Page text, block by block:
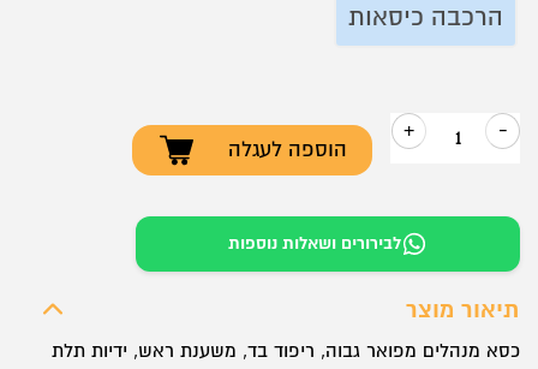
הרכבה כיסאות
-
כמות
מנהלים
–
+
הוספה לעגלה
לבירורים ושאלות נוספות
תיאור מוצר
כסא מנהלים מפואר גבוה, ריפוד בד, משענת ראש, ידיות תלת